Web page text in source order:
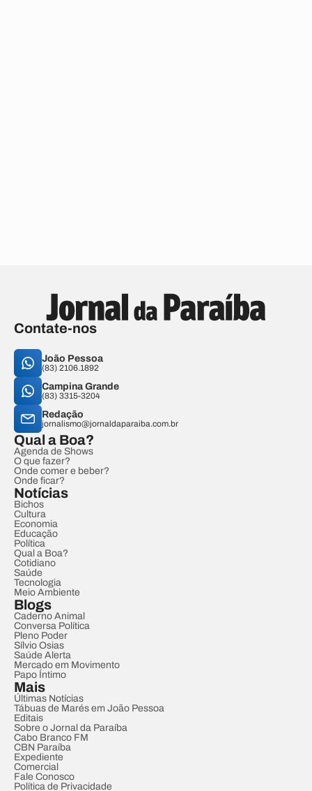
Contate-nos
João Pessoa
(83) 2106.1892
Campina Grande
(83) 3315-3204
Redação
jornalismo@jornaldaparaiba.com.br
Qual a Boa?
Agenda de Shows
O que fazer?
Onde comer e beber?
Onde ficar?
Notícias
Bichos
Cultura
Economia
Educação
Política
Qual a Boa?
Cotidiano
Saúde
Tecnologia
Meio Ambiente
Blogs
Caderno Animal
Conversa Política
Pleno Poder
Sílvio Osias
Saúde Alerta
Mercado em Movimento
Papo Íntimo
Mais
Últimas Notícias
Tábuas de Marés em João Pessoa
Editais
Sobre o Jornal da Paraíba
Cabo Branco FM
CBN Paraíba
Expediente
Comercial
Fale Conosco
Política de Privacidade